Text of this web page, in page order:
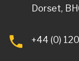
Dorset,
+44 (0)